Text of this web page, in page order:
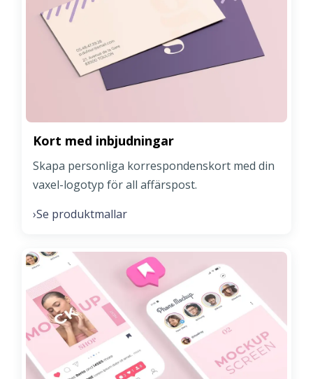
Kort med inbjudningar
Skapa personliga korrespondenskort med din
vaxel-logotyp för all affärspost.
›Se produktmallar